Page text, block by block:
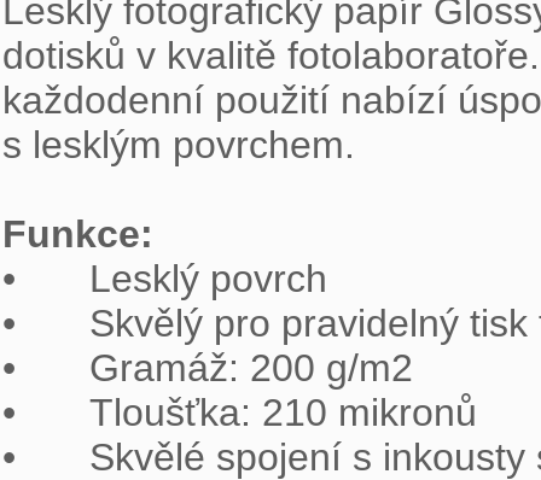
Lesklý fotografický papír
dotisků v kvalitě
každodenní použití nabízí
s lesklým povrchem.
Funkce:
•	Lesklý povrch
•	Skvělý pro pravidelný tisk fotografií
•	Gramáž: 200 g/m2
•	Tloušťka: 210 mikronů
•	Skvělé spojení s inkousty systému ChromaLife100+ společnosti Canon